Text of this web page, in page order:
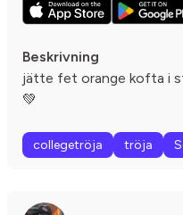
Beskrivning
jätte fet orange kofta i
💚
collegetröja tröja